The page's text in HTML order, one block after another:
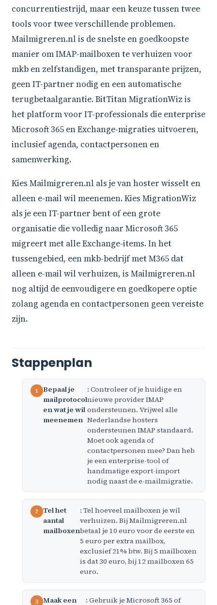
concurrentiestrijd, maar een keuze tussen twee
tools voor twee verschillende problemen.
Mailmigreren.nl is de snelste en goedkoopste
manier om IMAP-mailboxen te verhuizen voor
mkb en zelfstandigen, met transparante prijzen,
geen IT-partner nodig en een automatische
terugbetaalgarantie. BitTitan MigrationWiz is
het platform voor IT-professionals die enterprise
Microsoft 365 en Exchange-migraties uitvoeren,
inclusief agenda, contactpersonen en
samenwerking.
Kies Mailmigreren.nl als je van hoster wisselt en
alleen e-mail wil meenemen. Kies MigrationWiz
als je een IT-partner bent of een grote
organisatie die volledig naar Microsoft 365
migreert met alle Exchange-items. In het
tussengebied, een mkb-bedrijf met M365 dat
alleen e-mail wil verhuizen, is Mailmigreren.nl
nog altijd de eenvoudigere en goedkopere optie
zolang agenda en contactpersonen geen vereiste
zijn.
Stappenplan
Bepaal je
mailprotocol
en wat je wil
meenemen
: Controleer of je huidige en
nieuwe provider IMAP
ondersteunen. Vrijwel alle
Nederlandse hosters
ondersteunen IMAP standaard.
Moet ook agenda of
contactpersonen mee? Dan heb
je een enterprise-tool of
handmatige export-import
nodig naast de e-mailmigratie.
Tel het
aantal
mailboxen
: Tel hoeveel mailboxen je wil
verhuizen. Bij Mailmigreren.nl
betaal je 10 euro voor de eerste en
5 euro per extra mailbox,
exclusief 21% btw. Bij 5 mailboxen
is dat 30 euro, bij 12 mailboxen 65
euro.
Maak een : Gebruik je Microsoft 365 of